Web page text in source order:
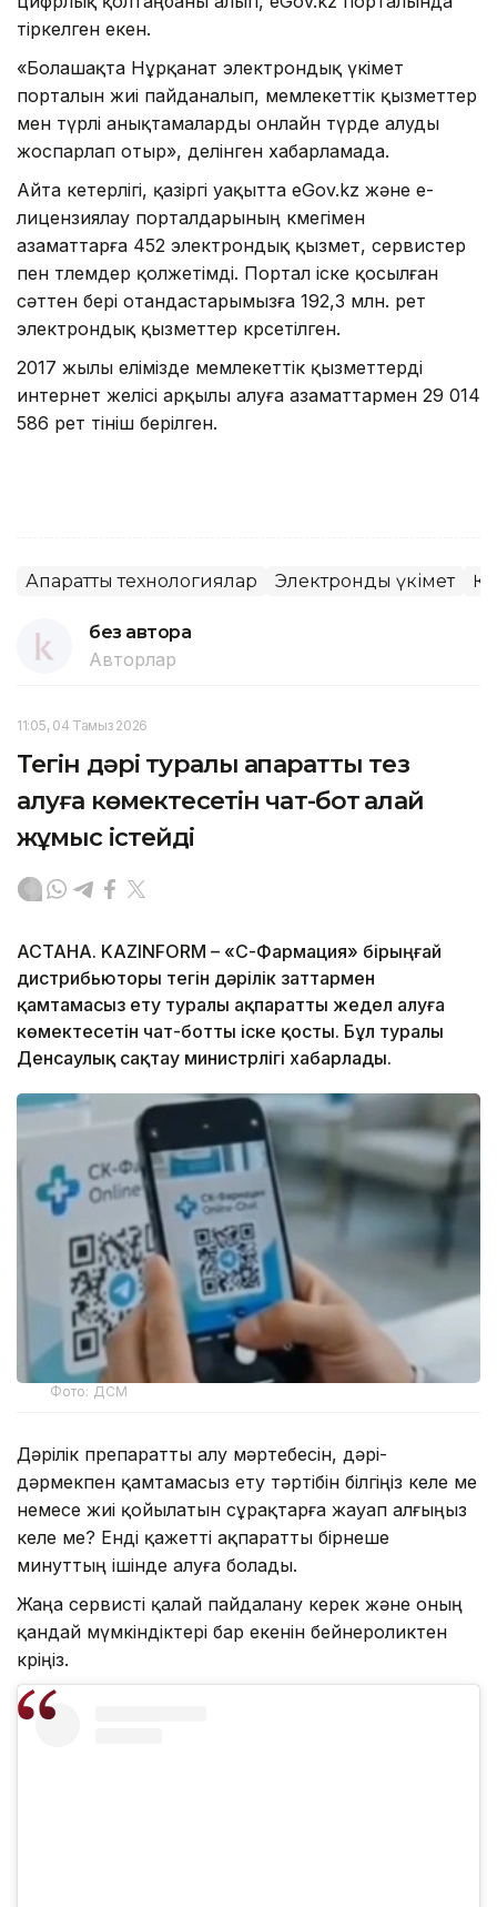
тіркелген екен.
«Болашақта Нұрқанат электрондық үкімет
порталын жиі пайданалып, мемлекеттік қызметтер
мен түрлі анықтамаларды онлайн түрде алуды
жоспарлап отыр», делінген хабарламада.
Айта кетерлігі, қазіргі уақытта eGov.kz және е-
лицензиялау порталдарының көмегімен
азаматтарға 452 электрондық қызмет, сервистер
пен төлемдер қолжетімді. Портал іске қосылған
сәттен бері отандастарымызға 192,3 млн. рет
электрондық қызметтер көрсетілген.
2017 жылы елімізде мемлекеттік қызметтерді
интернет желісі арқылы алуға азаматтармен 29 014
586 рет өтініш берілген.
Ақпараттық технологиялар Электронды үкімет
без автора
Авторлар
11:05, 04 Тамыз 2026
Тегін дәрі туралы ақпаратты тез
алуға көмектесетін чат-бот қалай
жұмыс істейді
АСТАНА. KAZINFORM – «СҚ-Фармация» бірыңғай
дистрибьюторы тегін дәрілік заттармен
қамтамасыз ету туралы ақпаратты жедел алуға
көмектесетін чат-ботты іске қосты. Бұл туралы
Денсаулық сақтау министрлігі хабарлады.
Фото: ДСМ
Дәрілік препаратты алу мәртебесін, дәрі-
дәрмекпен қамтамасыз ету тәртібін білгіңіз келе ме
немесе жиі қойылатын сұрақтарға жауап алғыңыз
келе ме? Енді қажетті ақпаратты бірнеше
минуттың ішінде алуға болады.
Жаңа сервисті қалай пайдалану керек және оның
қандай мүмкіндіктері бар екенін бейнероликтен
көріңіз.